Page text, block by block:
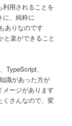
利用されることを
に、純粋に
ありなのです
と楽ができること
TypeScript、
識があった方が
ージがあります
くさんなので、変